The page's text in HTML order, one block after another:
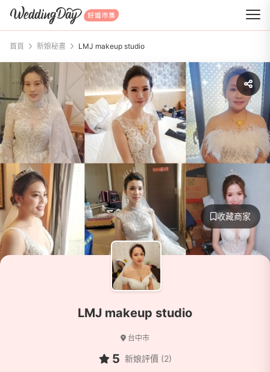
WeddingDay 好婚市集
首頁 新娘秘書 LMJ makeup studio
收藏商家
LMJ makeup studio
台中市
5 新娘評價 (2)